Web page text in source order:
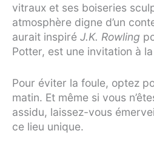
vitraux et ses boiseries
atmosphère digne d’un
aurait inspiré J.K. Rowling
Potter, est une invitation à
Pour éviter la foule, optez
matin. Et même si vous
assidu, laissez-vous
ce lieu unique.